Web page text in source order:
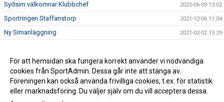
Sydsim välkomnar Klubbchef 2025-06-09 13:02
Sportringen Staffanstorp 2021-12-06 11:04
Ny Simanläggning 2021-02-02 15:29
Sponsorhuset 2018-06-26 10:16
GDPR 2018-05-25 12:05
För att hemsidan ska fungera korrekt använder vi nödvändiga
cookies från SportAdmin. Dessa går inte att stänga av.
Föreningen kan också använda frivilliga cookies, t.ex. för statistik
eller marknadsföring. Du väljer själv om du vill acceptera dessa.